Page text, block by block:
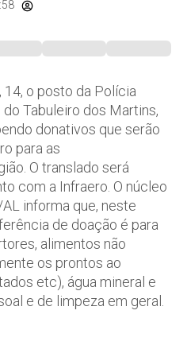
o posto da Polícia
Tabuleiro dos Martins,
donativos que serão
para as
O translado será
com a Infraero. O núcleo
informa que, neste
de doação é para
alimentos não
os prontos ao
etc), água mineral e
e de limpeza em geral.